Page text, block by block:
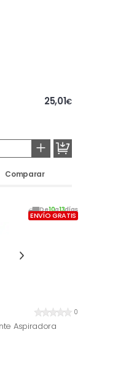
25,01€
+
Comparar
De10a13días
ENVÍO GRATIS
0
Aspiradora